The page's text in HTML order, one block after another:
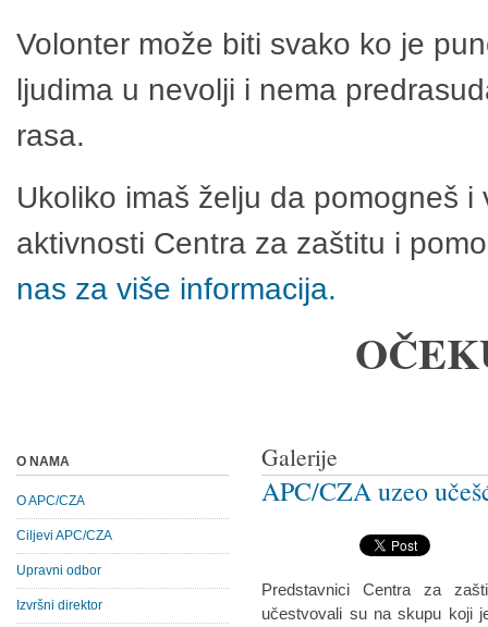
Volonter može biti svako ko je
ljudima u nevolji i nema
rasa.
Ukoliko imaš želju da pomogneš
aktivnosti Centra za zaštitu i
nas za više informacija.
Galerije
APC/CZA uzeo
Predstavnici Centra za
učestvovali su na skupu koji
O NAMA
O APC/CZA
Ciljevi APC/CZA
Upravni odbor
Izvršni direktor